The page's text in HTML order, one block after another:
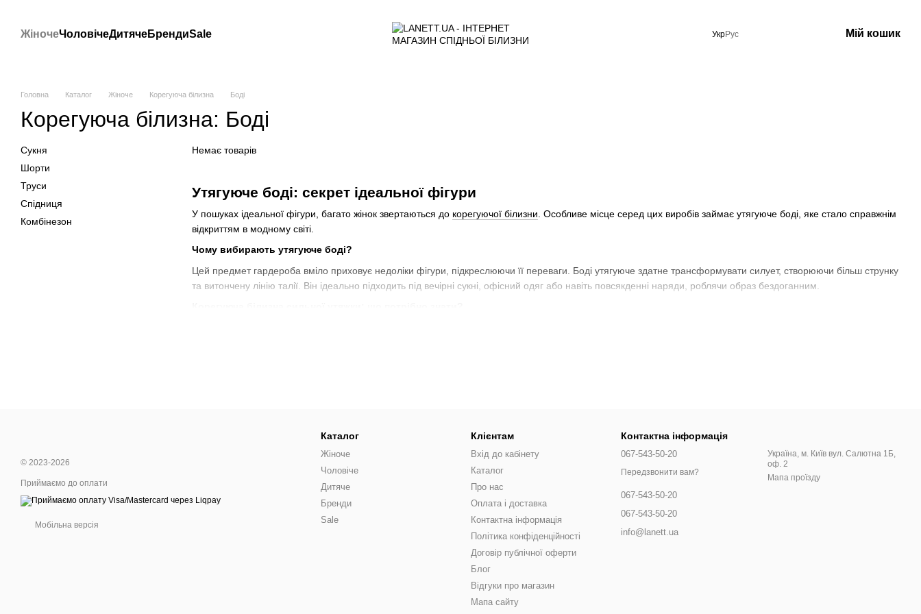
ЖіночеЧоловічеДитячеБрендиSale УкрРус Мій кошик
Головна Каталог Жіноче Корегуюча білизна Боді
Корегуюча білизна: Боді
Утягуюче боді: секрет ідеальної фігури
У пошуках ідеальної фігури, багато жінок звертаються до корегуючої білизни . Особливе місце серед цих виробів займає утягуюче боді, яке стало справжнім
відкриттям в модному світі.
Чому вибирають утягуюче боді?
Цей предмет гардероба вміло приховує недоліки фігури, підкреслюючи її переваги. Боді утягуюче здатне трансформувати силует, створюючи більш струнку
та витончену лінію талії. Він ідеально підходить під вечірні сукні, офісний одяг або навіть повсякденні наряди, роблячи образ бездоганним.
Немає товарів
Сукня
Шорти
Труси
Спідниця
Комбінезон
© 2023-2026
Приймаємо до оплати
Мобільна версія
Каталог
Жіноче
Чоловіче
Дитяче
Бренди
Sale
Клієнтам
Вхід до кабінету
Каталог
Про нас
Оплата і доставка
Контактна інформація
Політика конфіденційності
Договір публічної оферти
Блог
Відгуки про магазин
Мапа сайту
Контактна інформація
067-543-50-20
Передзвонити вам?
067-543-50-20
067-543-50-20
info@lanett.ua
Україна, м. Київ вул. Салютна 1Б,
оф. 2
Мапа проїзду